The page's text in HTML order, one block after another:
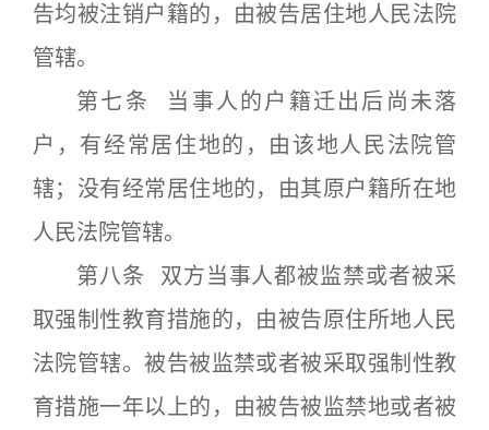
告均被注销户籍的，由被告居住地人民法院
管辖。
第七条 当事人的户籍迁出后尚未落
户，有经常居住地的，由该地人民法院管
辖；没有经常居住地的，由其原户籍所在地
人民法院管辖。
第八条 双方当事人都被监禁或者被采
取强制性教育措施的，由被告原住所地人民
法院管辖。被告被监禁或者被采取强制性教
育措施一年以上的，由被告被监禁地或者被